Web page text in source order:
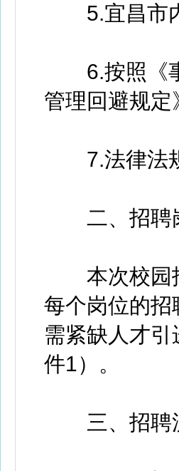
5.宜昌市内
6.按照《事
管理回避规
7.法律法规
二、招聘
本次校园招
每个岗位的
需紧缺人才
件1）。
三、招聘